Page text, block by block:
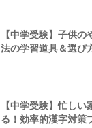
【中学受験】子供
法の学習道具＆選び
【中学受験】忙しい
る！効率的漢字対策